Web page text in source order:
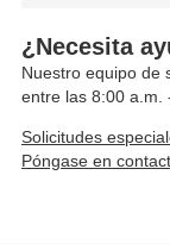
¿Necesita
Nuestro equipo de
entre las 8:00 a.m.
Solicitudes
Póngase en